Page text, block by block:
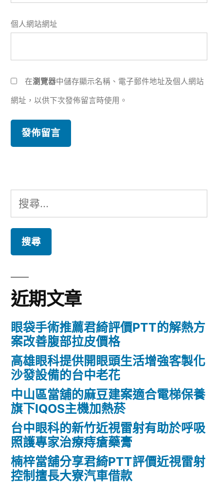
個人網站網址
在瀏覽器中儲存顯示名稱、電子郵件地址及個人網站
網址，以供下次發佈留言時使用。
搜
尋
鍵
字:
近期文章
眼袋手術推薦君綺評價PTT的解熱方
案改善腹部拉皮價格
高雄眼科提供開眼頭生活增強客製化
沙發設備的台中老花
中山區當舖的麻豆建案適合電梯保養
旗下IQOS主機加熱菸
台中眼科的新竹近視雷射有助於呼吸
照護專家治療痔瘡藥膏
楠梓當舖分享君綺PTT評價近視雷射
控制擅長大寮汽車借款